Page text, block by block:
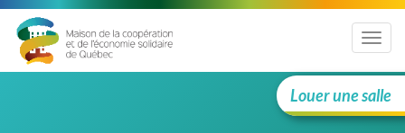
Menu
Louer une salle